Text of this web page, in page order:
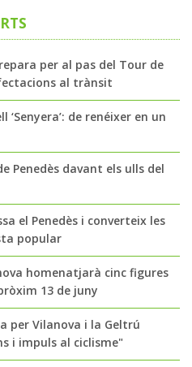
per al pas del Tour de
al trànsit
‘Senyera’: de renéixer en un
Penedès davant els ulls del
el Penedès i converteix les
popular
homenatjarà cinc figures
13 de juny
per Vilanova i la Geltrú
i impuls al ciclisme"